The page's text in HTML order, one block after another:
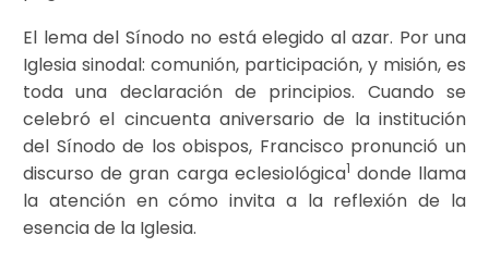
El lema del Sínodo no está elegido al azar. Por una
Iglesia sinodal: comunión, participación, y misión, es
toda una declaración de principios. Cuando se
celebró el cincuenta aniversario de la institución
del Sínodo de los obispos, Francisco pronunció un
discurso de gran carga eclesiológica1 donde llama
la atención en cómo invita a la reflexión de la
esencia de la Iglesia.